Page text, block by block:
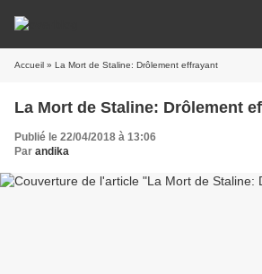
Accueil » La Mort de Staline: Drôlement effrayant
La Mort de Staline: Drôlement
Publié le 22/04/2018 à 13:06
Par andika